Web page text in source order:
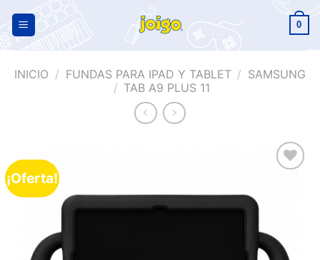
0
INICIO / FUNDAS PARA IPAD Y TABLET / SAMSUNG
/ TAB A9 PLUS 11
¡Oferta!